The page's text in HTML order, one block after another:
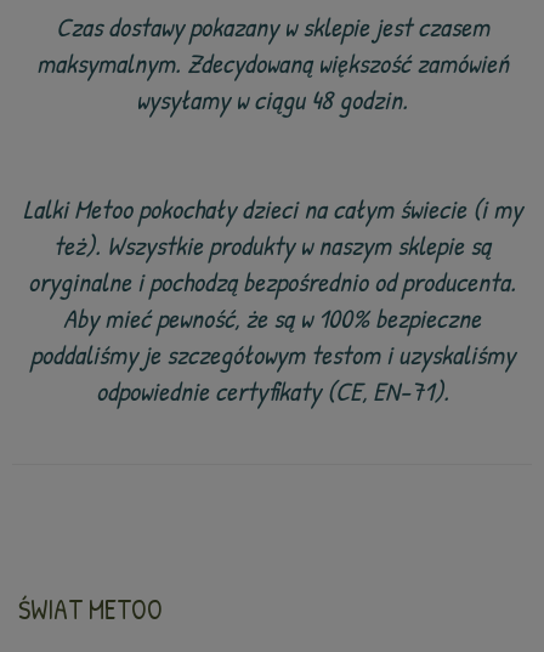
Czas dostawy pokazany w sklepie jest czasem
maksymalnym. Zdecydowaną większość zamówień
wysyłamy w ciągu 48 godzin.
Lalki Metoo pokochały dzieci na całym świecie (i my
też). Wszystkie produkty w naszym sklepie są
oryginalne i pochodzą bezpośrednio od producenta.
Aby mieć pewność, że są w 100% bezpieczne
poddaliśmy je szczegółowym testom i uzyskaliśmy
odpowiednie certyfikaty (CE, EN-71).
ŚWIAT METOO